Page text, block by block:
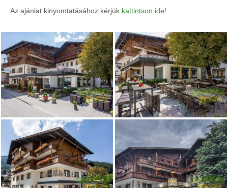
Az ajánlat kinyomtatásához kérjük kattintson ide!